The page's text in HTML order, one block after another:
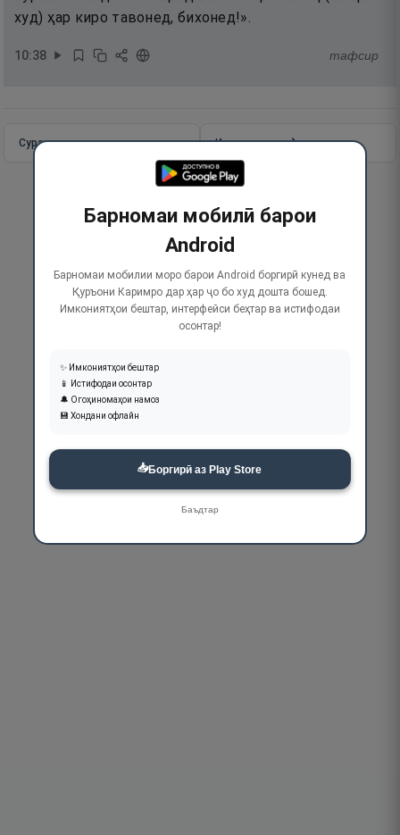
худ) ҳар киро тавонед, бихонед!».
10:38 тафсир
Сураи пурра Идома додан
Барномаи мобилӣ барои
Android
Барномаи мобилии моро барои Android боргирӣ кунед ва
Қуръони Каримро дар ҳар ҷо бо худ дошта бошед.
Имкониятҳои бештар, интерфейси беҳтар ва истифодаи
осонтар!
✨ Имкониятҳои бештар
📱 Истифодаи осонтар
🔔 Огоҳиномаҳои намоз
💾 Хондани офлайн
📥Боргирӣ аз Play Store
Баъдтар